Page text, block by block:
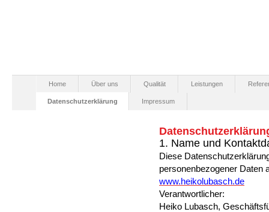
Home Über uns Qualität Leistungen
Datenschutzerklärung Impressum
1. Name und
Diese
personenbezogener Daten
www.heikolubasch.de
Verantwortlicher:
Heiko Lubasch,